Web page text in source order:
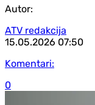
Autor:
ATV redakcija
15.05.2026 07:50
Komentari:
0